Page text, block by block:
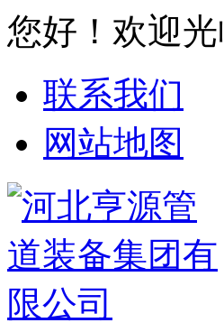
您好！欢迎
联系我们
网站地图